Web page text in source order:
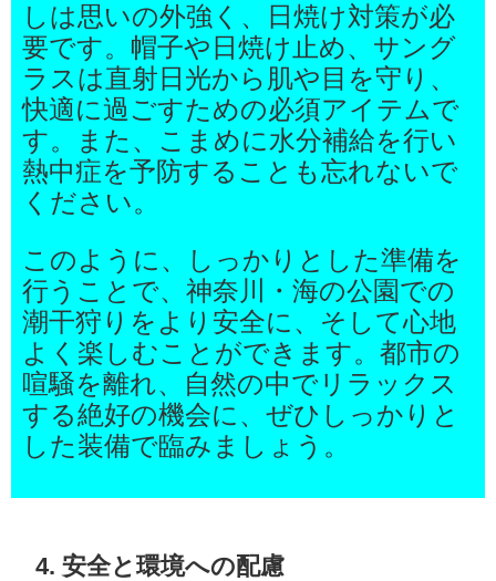
しは思いの外強く、日焼け対策が必
要です。帽子や日焼け止め、サング
ラスは直射日光から肌や目を守り、
快適に過ごすための必須アイテムで
す。また、こまめに水分補給を行い
熱中症を予防することも忘れないで
ください。
このように、しっかりとした準備を
行うことで、神奈川・海の公園での
潮干狩りをより安全に、そして心地
よく楽しむことができます。都市の
喧騒を離れ、自然の中でリラックス
する絶好の機会に、ぜひしっかりと
した装備で臨みましょう。
4. 安全と環境への配慮